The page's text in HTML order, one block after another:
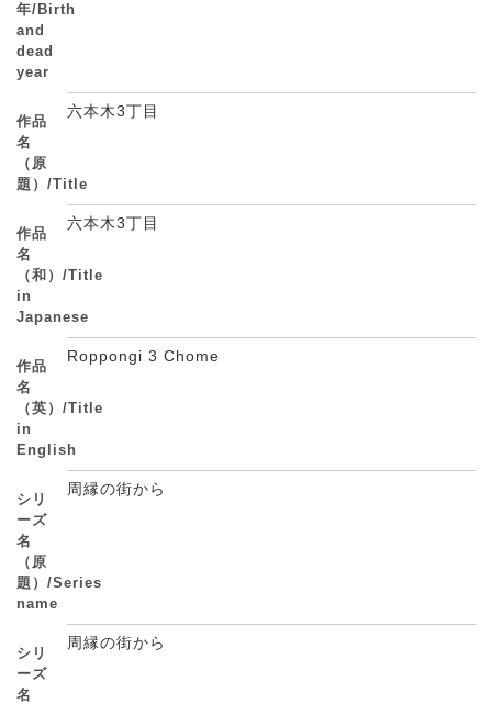
年/Birth
and
dead
year
作品
名
（原
題）/Title
六本木3丁目
作品
名
（和）/Title
in
Japanese
六本木3丁目
作品
名
（英）/Title
in
English
Roppongi 3 Chome
シリ
ーズ
名
（原
題）/Series
name
周縁の街から
シリ
ーズ
名
周縁の街から